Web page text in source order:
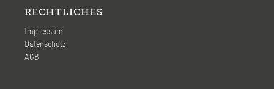
RECHTLICHES
Impressum
Datenschutz
AGB